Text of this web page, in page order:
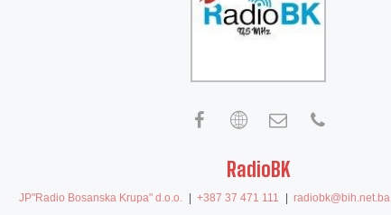
RadioBK
JP"Radio Bosanska Krupa" d.o.o. +387 37 471 111 radiobk@bih.net.ba